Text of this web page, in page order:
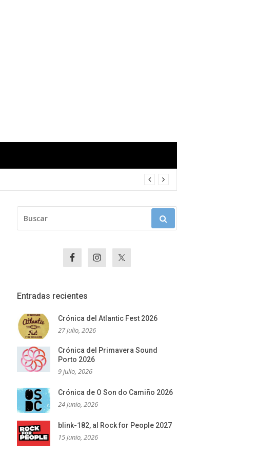
Entradas recientes
Crónica del Atlantic Fest 2026
27 julio, 2026
Crónica del Primavera Sound
Porto 2026
9 julio, 2026
Crónica de O Son do Camiño 2026
24 junio, 2026
blink-182, al Rock for People 2027
15 junio, 2026